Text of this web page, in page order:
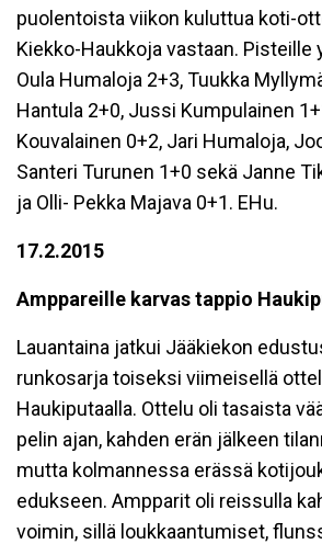
puolentoista viikon kuluttua koti-
Kiekko-Haukkoja vastaan. Pisteille
Oula Humaloja 2+3, Tuukka
Hantula 2+0, Jussi Kumpulainen
Kouvalainen 0+2, Jari Humaloja,
Santeri Turunen 1+0 sekä Janne
ja Olli- Pekka Majava 0+1. EHu.
17.2.2015
Amppareille karvas tappio
Lauantaina jatkui Jääkiekon
runkosarja toiseksi viimeisellä
Haukiputaalla. Ottelu oli tasaista
pelin ajan, kahden erän jälkeen
mutta kolmannessa erässä
edukseen. Ampparit oli reissulla
voimin, sillä loukkaantumiset,